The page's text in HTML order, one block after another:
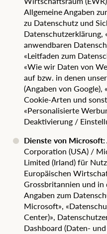
Allgemeine Angaben
zu Datenschutz und
Datenschutzerklärung,
anwendbaren
«Leitfaden zum
«Wie wir Daten von
auf bzw. in denen
(Angaben von Google),
Cookie-Arten und
«Personalisierte
Deaktivierung /
Dienste von Microsoft:
Corporation (USA) /
Limited (Irland) für
Europäischen
Grossbritannien und in
Angaben zum
Microsoft»,
Center)»,
Dashboard (Daten-